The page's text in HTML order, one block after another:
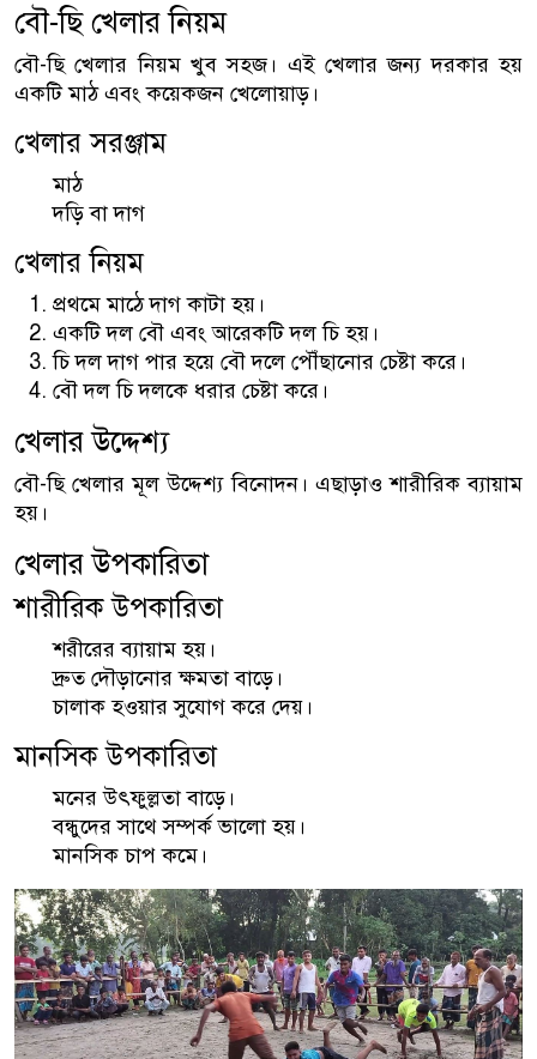
বৌ-ছি খেলার নিয়ম
বৌ-ছি খেলার নিয়ম খুব সহজ। এই খেলার জন্য দরকার হয়
একটি মাঠ এবং কয়েকজন খেলোয়াড়।
খেলার সরঞ্জাম
মাঠ
দড়ি বা দাগ
খেলার নিয়ম
প্রথমে মাঠে দাগ কাটা হয়।
একটি দল বৌ এবং আরেকটি দল চি হয়।
চি দল দাগ পার হয়ে বৌ দলে পৌঁছানোর চেষ্টা করে।
বৌ দল চি দলকে ধরার চেষ্টা করে।
খেলার উদ্দেশ্য
বৌ-ছি খেলার মূল উদ্দেশ্য বিনোদন। এছাড়াও শারীরিক ব্যায়াম
হয়।
খেলার উপকারিতা
শারীরিক উপকারিতা
শরীরের ব্যায়াম হয়।
দ্রুত দৌড়ানোর ক্ষমতা বাড়ে।
চালাক হওয়ার সুযোগ করে দেয়।
মানসিক উপকারিতা
মনের উৎফুল্লতা বাড়ে।
বন্ধুদের সাথে সম্পর্ক ভালো হয়।
মানসিক চাপ কমে।